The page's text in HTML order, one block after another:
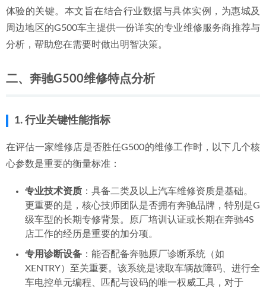
体验的关键。本文旨在结合行业数据与具体实例，为惠城及
周边地区的G500车主提供一份详实的专业维修服务商推荐与
分析，帮助您在需要时做出明智决策。
二、奔驰G500维修特点分析
1. 行业关键性能指标
在评估一家维修店是否胜任G500的维修工作时，以下几个核
心参数是重要的衡量标准：
专业技术资质 ：具备二类及以上汽车维修资质是基础。
更重要的是，核心技师团队是否拥有奔驰品牌，特别是G
级车型的长期专修背景。原厂培训认证或长期在奔驰4S
店工作的经历是重要的加分项。
专用诊断设备 ：能否配备奔驰原厂诊断系统（如
XENTRY）至关重要。该系统是读取车辆故障码、进行全
车电控单元编程、匹配与设码的唯一权威工具，对于
2026年当下惠城奔驰GLB专修厂业内推荐与选型决策指南
2026-07-04